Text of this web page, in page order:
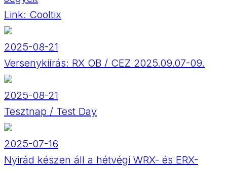
Link: Cooltix
2025-08-21
Versenykiírás: RX OB / CEZ 2025.09.07-09.
2025-08-21
Tesztnap / Test Day
2025-07-16
Nyirád készen áll a hétvégi WRX- és ERX-